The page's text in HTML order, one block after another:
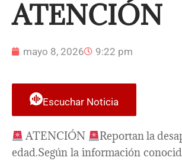
ATENCIÓN
mayo 8, 2026 9:22 pm
Escuchar Noticia
ATENCIÓN
Reportan la
edad.Según la información